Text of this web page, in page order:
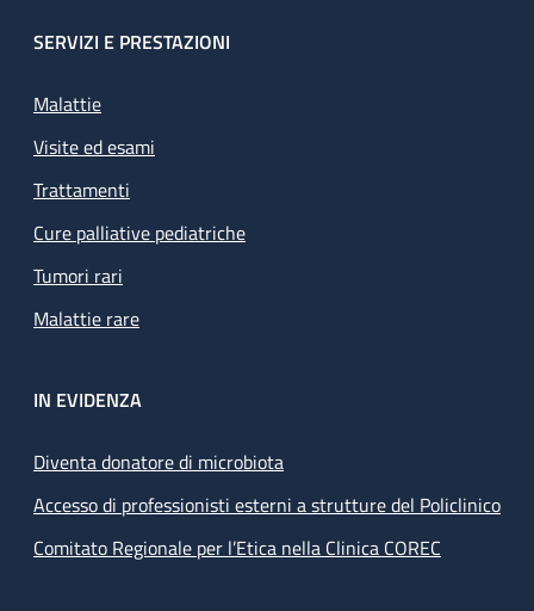
SERVIZI E PRESTAZIONI
Malattie
Visite ed esami
Trattamenti
Cure palliative pediatriche
Tumori rari
Malattie rare
IN EVIDENZA
Diventa donatore di microbiota
Accesso di professionisti esterni a strutture del Policlinico
Comitato Regionale per l’Etica nella Clinica COREC